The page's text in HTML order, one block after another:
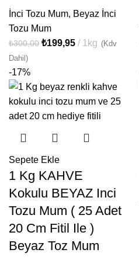
İnci Tozu Mum, Beyaz İnci
Tozu Mum
₺300,00 ₺199,95 1kg (Kdv
Dahil)
-17%
Sepete Ekle
1 Kg KAHVE
Kokulu BEYAZ Inci
Tozu Mum ( 25 Adet
20 Cm Fitil Ile )
Beyaz Toz Mum